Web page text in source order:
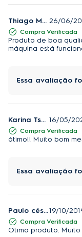
Thiago Monteiro 26/06/
Compra Verificada
Produto de boa
máquina está
Essa avaliação
Karina Tsukahara 16/05/
Compra Verificada
ótimo!! Muito bom
Essa avaliação
Paulo césar Firmino19/10/
Compra Verificada
Otimo produto.